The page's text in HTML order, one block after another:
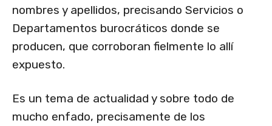
nombres y apellidos, precisando Servicios o
Departamentos burocráticos donde se
producen, que corroboran fielmente lo allí
expuesto.
Es un tema de actualidad y sobre todo de
mucho enfado, precisamente de los